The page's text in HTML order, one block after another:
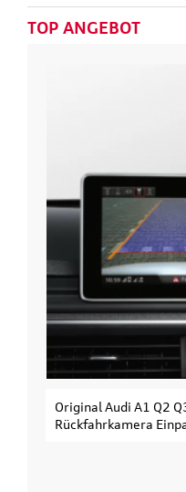
TOP ANGEBOT
Original Audi A1 Q2
Rückfahrkamera